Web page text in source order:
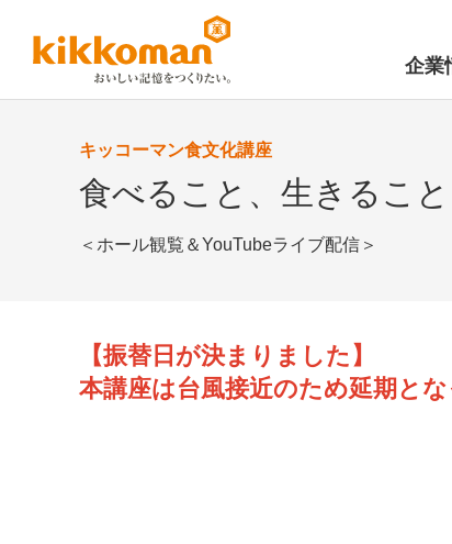
企業
キッコーマン食文化講座
食べること、生きるこ
＜ホール観覧＆YouTubeライブ配信＞
【振替日が決まりました】
本講座は台風接近のため延期と